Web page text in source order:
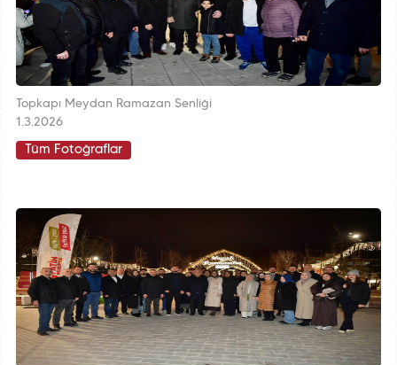
Topkapı Meydan Ramazan Şenliği
1.3.2026
Tüm Fotoğraflar